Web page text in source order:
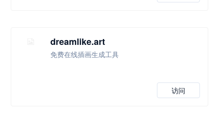
dreamlike.art
免费在线插画生成工具
访问